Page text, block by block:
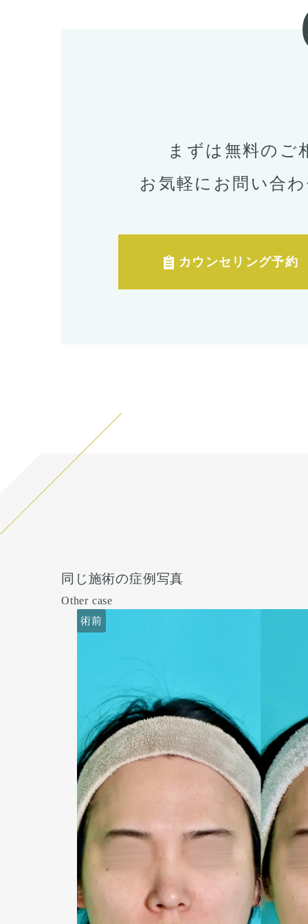
まずは無料のご
お気軽にお問い合
カウンセリング予約
同じ施術の症例写真
Other case
術前